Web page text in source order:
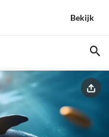
Bekijk